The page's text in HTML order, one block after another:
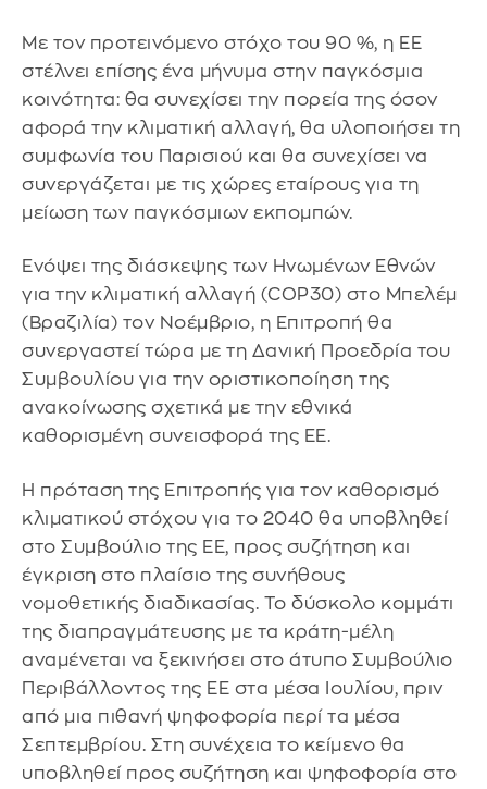
Με τον προτεινόμενο στόχο του 90 %, η ΕΕ
στέλνει επίσης ένα μήνυμα στην παγκόσμια
κοινότητα: θα συνεχίσει την πορεία της όσον
αφορά την κλιματική αλλαγή, θα υλοποιήσει τη
συμφωνία του Παρισιού και θα συνεχίσει να
συνεργάζεται με τις χώρες εταίρους για τη
μείωση των παγκόσμιων εκπομπών.
Ενόψει της διάσκεψης των Ηνωμένων Εθνών
για την κλιματική αλλαγή (COP30) στο Μπελέμ
(Βραζιλία) τον Νοέμβριο, η Επιτροπή θα
συνεργαστεί τώρα με τη Δανική Προεδρία του
Συμβουλίου για την οριστικοποίηση της
ανακοίνωσης σχετικά με την εθνικά
καθορισμένη συνεισφορά της ΕΕ.
Η πρόταση της Επιτροπής για τον καθορισμό
κλιματικού στόχου για το 2040 θα υποβληθεί
στο Συμβούλιο της ΕΕ, προς συζήτηση και
έγκριση στο πλαίσιο της συνήθους
νομοθετικής διαδικασίας. Το δύσκολο κομμάτι
της διαπραγμάτευσης με τα κράτη-μέλη
αναμένεται να ξεκινήσει στο άτυπο Συμβούλιο
Περιβάλλοντος της ΕΕ στα μέσα Ιουλίου, πριν
από μια πιθανή ψηφοφορία περί τα μέσα
Σεπτεμβρίου. Στη συνέχεια το κείμενο θα
υποβληθεί προς συζήτηση και ψηφοφορία στο